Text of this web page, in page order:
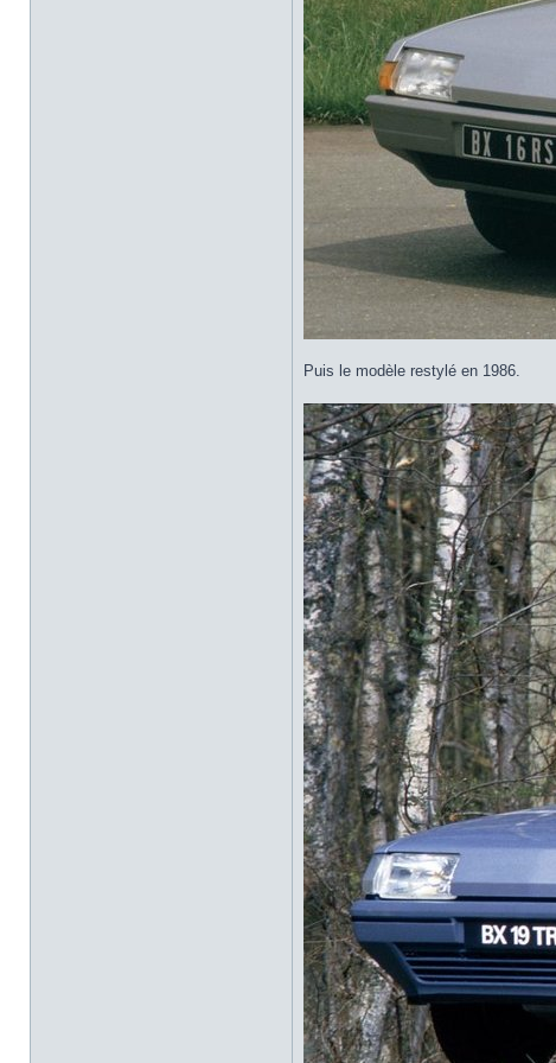
Puis le modèle restylé en 1986.